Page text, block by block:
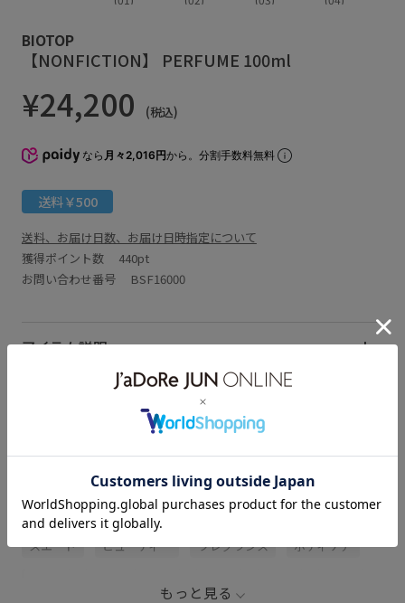
BIOTOP
【NONFICTION】 PERFUME 100ml
¥24,200 (税込)
なら 月々2,016円から。分割手数料無料
送料￥500
送料、お届け日数、お届け日時指定について
獲得ポイント数 440pt
お問い合わせ番号 BSF16000
アイテム説明
サイズ・素材・お手入れ方法
関連タグ
NONFICTION ウッド サンダル シンプル
スエード ビューティー フレグランス ボディケア
もっと見る